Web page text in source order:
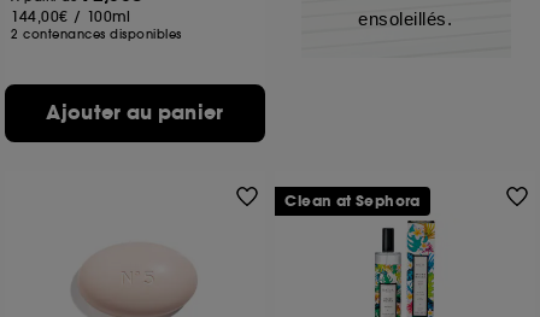
144,00€ / 100ml
2 contenances disponibles
Ajouter au panier
ensoleillés.
Clean at Sephora